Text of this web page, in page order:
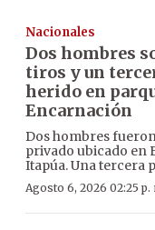
Nacionales
Dos hombres
tiros y un
herido en
Encarnación
Dos hombres
privado ubicado en
Itapúa. Una tercera
Agosto 6, 2026 02:25 p.